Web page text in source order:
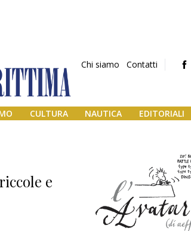
Chi siamo Contatti
CULTURA NAUTICA EDITORIALI
e